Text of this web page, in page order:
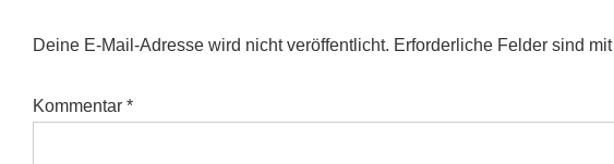
Deine E-Mail-Adresse wird nicht veröffentlicht. Erforderliche Felder sind mit
Kommentar *